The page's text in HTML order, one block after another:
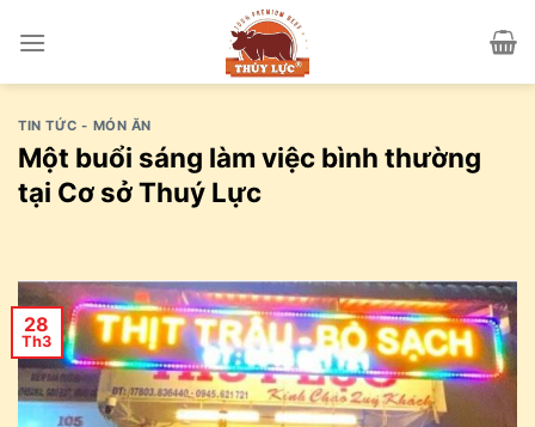
TIN TỨC - MÓN ĂN
Một buổi sáng làm việc bình thường
tại Cơ sở Thuý Lực
28
Th3